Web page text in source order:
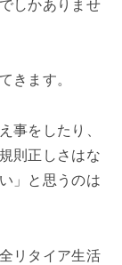
しかありませ
きます。
事をしたり、
則正しさはな
」と思うのは
リタイア生活